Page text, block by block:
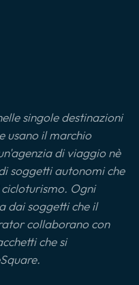
singole destinazioni
usano il marchio
di viaggio nè
soggetti autonomi che
Ogni
dai soggetti che il
collaborano con
che si